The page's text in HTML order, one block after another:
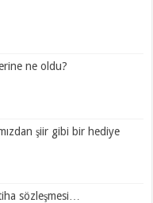
ne oldu?
şiir gibi bir hediye
sözleşmesi…